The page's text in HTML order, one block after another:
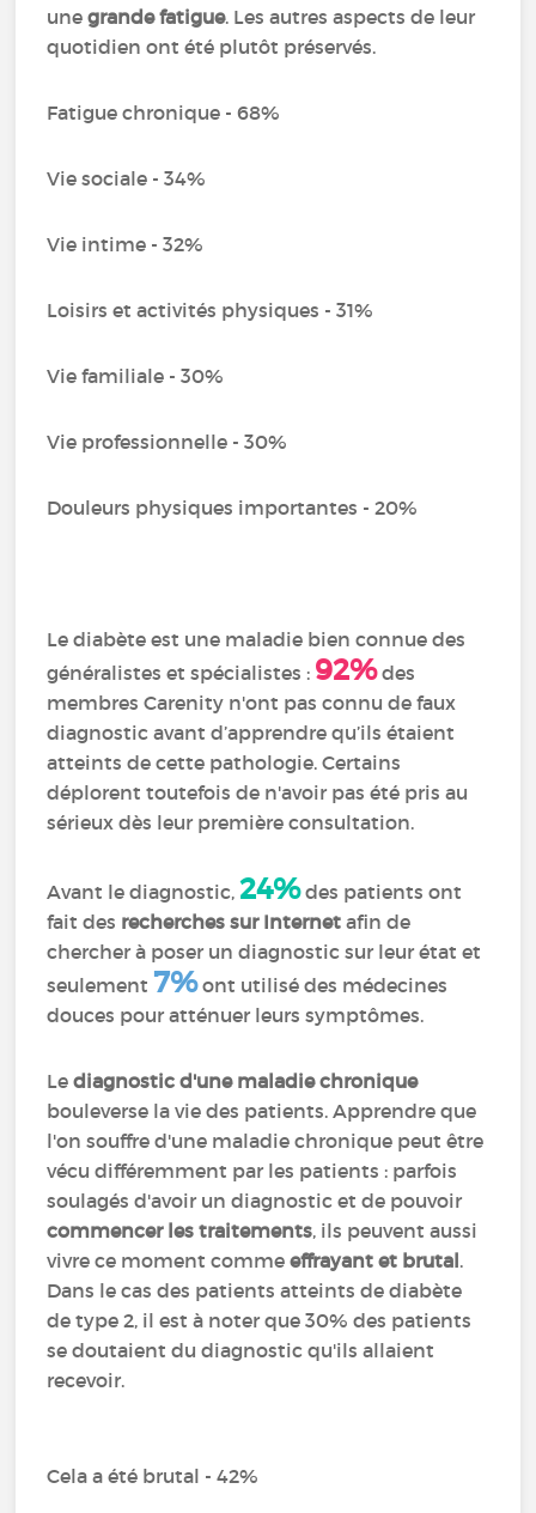
unegrande fatigue. Les autres aspects de leur
quotidien ont été plutôt préservés.
Fatigue chronique - 68%
Vie sociale - 34%
Vie intime - 32%
Loisirs et activités physiques - 31%
Vie familiale - 30%
Vie professionnelle - 30%
Douleurs physiques importantes - 20%
Le diabète est une maladie bien connue des
généralistes et spécialistes : 92%des
membres Carenity n'ont pas connu de faux
diagnostic avant d’apprendre qu’ils étaient
atteints de cette pathologie. Certains
déplorent toutefois de n'avoir pas été pris au
sérieux dès leur première consultation.
Avant le diagnostic, 24%des patients ont
fait des recherches sur Internet afin de
chercher à poser un diagnostic sur leur état et
seulement 7%ont utilisé des médecines
douces pour atténuer leurs symptômes.
Lediagnostic d'une maladie chronique
bouleverse la vie des patients. Apprendre que
l'on souffre d'une maladie chronique peut être
vécu différemment par les patients : parfois
soulagés d'avoir un diagnostic et de pouvoir
commencer les traitements, ils peuvent aussi
vivre ce moment commeeffrayant et brutal.
Dans le cas des patients atteints de diabète
de type 2, il est à noter que 30% des patients
se doutaient du diagnostic qu'ils allaient
recevoir.
Cela a été brutal - 42%